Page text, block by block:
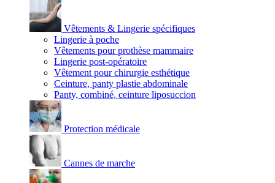
Vêtements & Lingerie spécifiques
Lingerie à poche
Vêtements pour prothèse mammaire
Lingerie post-opératoire
Vêtement pour chirurgie esthétique
Ceinture, panty plastie abdominale
Panty, combiné, ceinture liposuccion
Protection médicale
Cannes de marche